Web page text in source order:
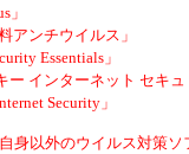
」
アンチウイルス」
Essentials」
ー インターネット セキ
Security」
身以外のウイルス対策